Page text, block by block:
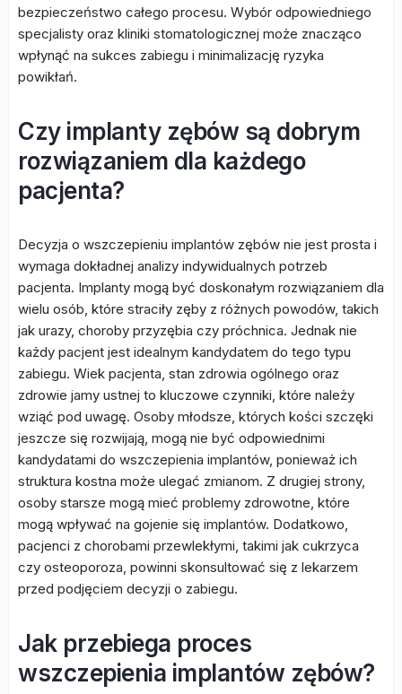
bezpieczeństwo całego procesu. Wybór odpowiedniego
specjalisty oraz kliniki stomatologicznej może znacząco
wpłynąć na sukces zabiegu i minimalizację ryzyka
powikłań.
Czy implanty zębów są dobrym
rozwiązaniem dla każdego
pacjenta?
Decyzja o wszczepieniu implantów zębów nie jest prosta i
wymaga dokładnej analizy indywidualnych potrzeb
pacjenta. Implanty mogą być doskonałym rozwiązaniem dla
wielu osób, które straciły zęby z różnych powodów, takich
jak urazy, choroby przyzębia czy próchnica. Jednak nie
każdy pacjent jest idealnym kandydatem do tego typu
zabiegu. Wiek pacjenta, stan zdrowia ogólnego oraz
zdrowie jamy ustnej to kluczowe czynniki, które należy
wziąć pod uwagę. Osoby młodsze, których kości szczęki
jeszcze się rozwijają, mogą nie być odpowiednimi
kandydatami do wszczepienia implantów, ponieważ ich
struktura kostna może ulegać zmianom. Z drugiej strony,
osoby starsze mogą mieć problemy zdrowotne, które
mogą wpływać na gojenie się implantów. Dodatkowo,
pacjenci z chorobami przewlekłymi, takimi jak cukrzyca
czy osteoporoza, powinni skonsultować się z lekarzem
przed podjęciem decyzji o zabiegu.
Jak przebiega proces
wszczepienia implantów zębów?